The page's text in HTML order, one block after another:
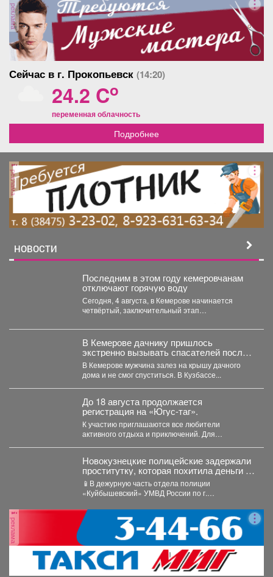
реклама
Сейчас в г. Прокопьевск (14:20)
24.2 Co
переменная облачность
Подробнее
реклама
НОВОСТИ
Последним в этом году кемеровчанам
отключают горячую воду
Сегодня, 4 августа, в Кемерове начинается
четвёртый, заключительный этап
продлится...
В Кемерове дачнику пришлось
экстренно вызывать спасателей после
работ на участке
В Кемерове мужчина залез на крышу дачного
дома и не смог спуститься. В Кузбассе...
До 18 августа продолжается
регистрация на «Югус-таг».
К участию приглашаются все любители
активного отдыха и приключений. Для
Новокузнецкие полицейские задержали
проститутку, которая похитила деньги у
клиента
📱В дежурную часть отдела полиции
«Куйбышевский» УМВД России по г.
житель....
реклама